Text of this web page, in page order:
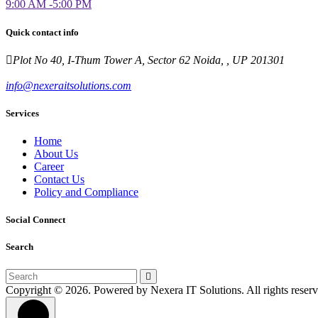
9:00 AM -5:00 PM
Quick contact info
Plot No 40, I-Thum Tower A, Sector 62 Noida, , UP 201301
info@nexeraitsolutions.com
Services
Home
About Us
Career
Contact Us
Policy and Compliance
Social Connect
Search
Copyright © 2026. Powered by Nexera IT Solutions. All rights